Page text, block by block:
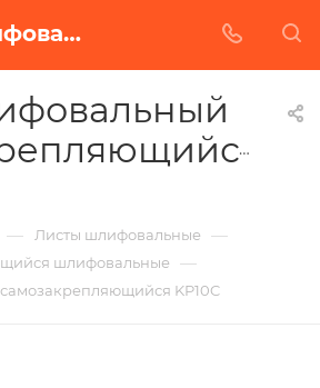
Лист шлифовальный самозакрепляющийся KP10C в Белгороде | Купить по недорогой цене от Абразивного Завода
— Листы шлифовальные —
шлифовальные —
KP10C